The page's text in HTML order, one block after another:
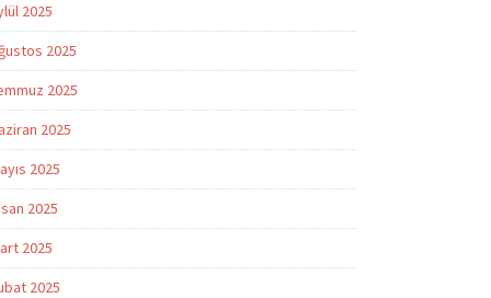
2025
2025
2025
2025
2025
2025
2025
2025